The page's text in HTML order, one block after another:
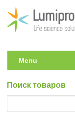
Menu
Поиск товаров